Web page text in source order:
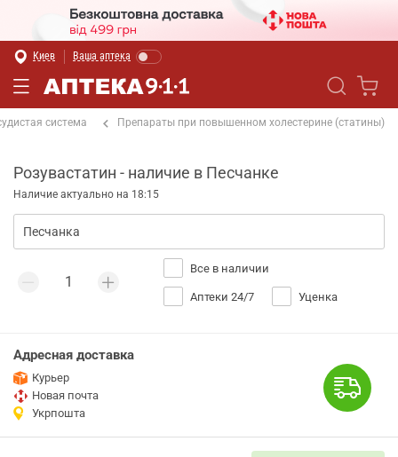
Киев Ваша аптека
система Препараты при повышенном холестерине (статины)
Розувастатин - наличие в Песчанке
Наличие актуально на 18:15
Все в наличии
Аптеки 24/7 Уценка
Адресная доставка
Курьер
Новая почта
Укрпошта